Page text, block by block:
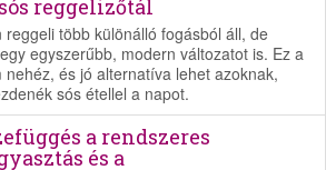
reggelizőtál
több különálló fogásból áll, de
egyszerűbb, modern változatot is. Ez a
és jó alternatíva lehet azoknak,
sós étellel a napot.
a rendszeres
és a